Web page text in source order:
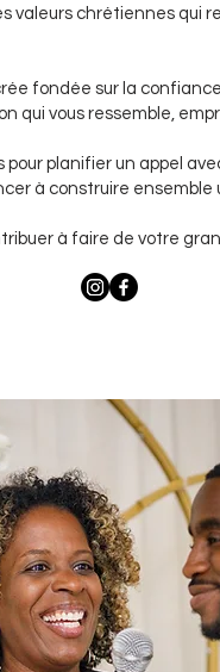
valeurs chrétiennes
fondée sur la
qui vous ressemble,
planifier un appel
à construire
à faire de votre